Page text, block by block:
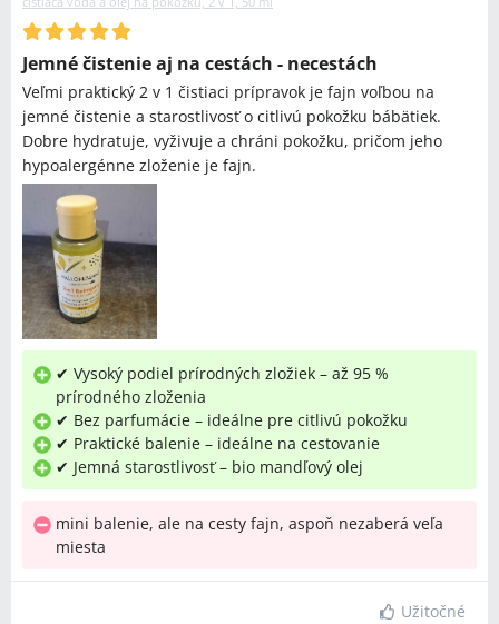
Jemné čistenie aj na cestách - necestách
Veľmi praktický 2 v 1 čistiaci prípravok je fajn voľbou na
jemné čistenie a starostlivosť o citlivú pokožku bábätiek.
Dobre hydratuje, vyživuje a chráni pokožku, pričom jeho
hypoalergénne zloženie je fajn.
✔ Vysoký podiel prírodných zložiek – až 95 %
prírodného zloženia
✔ Bez parfumácie – ideálne pre citlivú pokožku
✔ Praktické balenie – ideálne na cestovanie
✔ Jemná starostlivosť – bio mandľový olej
mini balenie, ale na cesty fajn, aspoň nezaberá veľa
miesta
Užitočné